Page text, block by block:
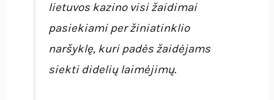
lietuvos kazino visi žaidimai
pasiekiami per žiniatinklio
naršyklę, kuri padės žaidėjams
siekti didelių laimėjimų.